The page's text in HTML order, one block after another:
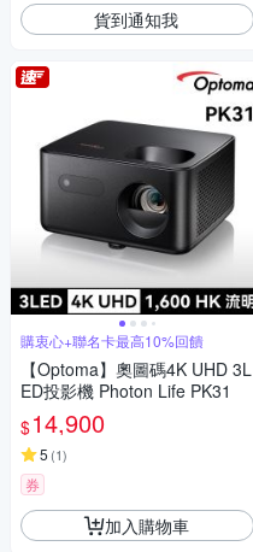
貨到通知我
購衷心+聯名卡最高10%回饋
【Optoma】奧圖碼4K UHD 3L
ED投影機 Photon Life PK31
$14,900
5 (1)
券
加入購物車